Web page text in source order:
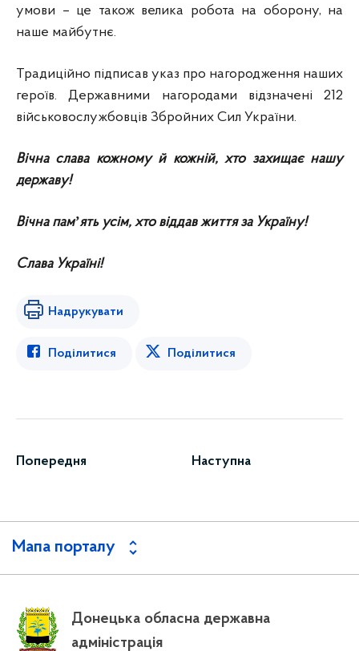
умови – це також велика робота на оборону, на
наше майбутнє.
Традиційно підписав указ про нагородження наших
героїв. Державними нагородами відзначені 212
військовослужбовців Збройних Сил України.
Вічна слава кожному й кожній, хто захищає нашу
державу!
Вічна памʼять усім, хто віддав життя за Україну!
Слава Україні!
Надрукувати
Поділитися Поділитися
Попередня Наступна
Мапа порталу
Донецька обласна державна
адміністрація